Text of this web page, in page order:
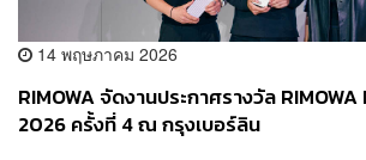
14 พฤษภาคม 2026
RIMOWA จัดงานประกาศรางวัล
2026 ครั้งที่ 4 ณ กรุงเบอร์ลิน